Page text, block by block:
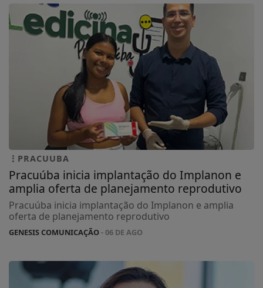
PRACUUBA
Pracuúba inicia implantação do Implanon e
amplia oferta de planejamento reprodutivo
Pracuúba inicia implantação do Implanon e amplia
oferta de planejamento reprodutivo
GENESIS COMUNICAÇÃO- 06 DE AGO